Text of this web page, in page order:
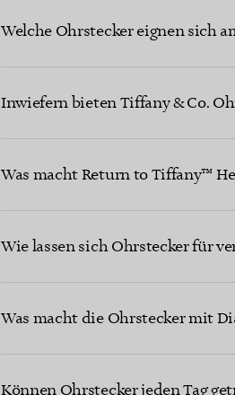
Welche Ohrstecker eignen sich
Inwiefern bieten Tiffany & Co.
Was macht Return to Tiffany™
Wie lassen sich Ohrstecker für
Was macht die Ohrstecker mit
Können Ohrstecker jeden Tag